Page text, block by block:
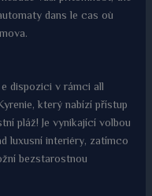
dans le cas où
dispozici v rámci all
který nabízí přístup
pláž! Je vynikající volbou
luxusní interiéry, zatímco
bezstarostnou